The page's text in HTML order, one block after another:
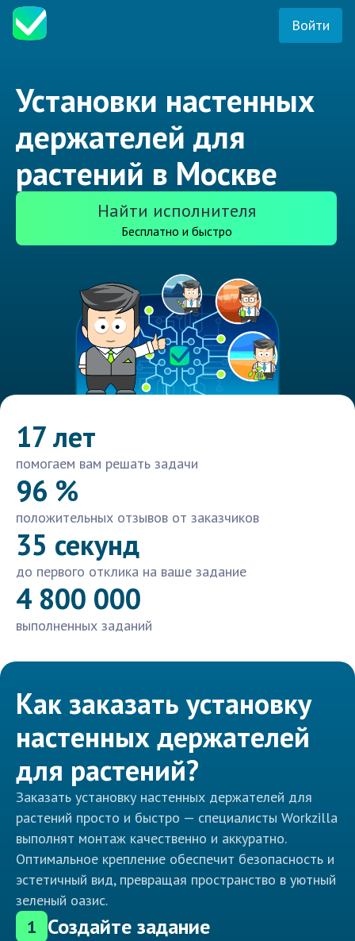
Войти
Установки настенных
держателей для
растений в Москве
Найти исполнителя
Бесплатно и быстро
17 лет
помогаем вам решать задачи
96 %
положительных отзывов от заказчиков
35 секунд
до первого отклика на ваше задание
4 800 000
выполненных заданий
Как заказать установку
настенных держателей
для растений?
Заказать установку настенных держателей для
растений просто и быстро — специалисты Workzilla
выполнят монтаж качественно и аккуратно.
Оптимальное крепление обеспечит безопасность и
эстетичный вид, превращая пространство в уютный
зеленый оазис.
1 Создайте задание